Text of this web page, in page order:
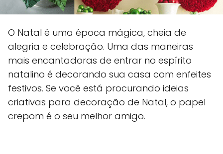
O Natal é uma época mágica, cheia de
alegria e celebração. Uma das maneiras
mais encantadoras de entrar no espírito
natalino é decorando sua casa com enfeites
festivos. Se você está procurando ideias
criativas para decoração de Natal, o papel
crepom é o seu melhor amigo.